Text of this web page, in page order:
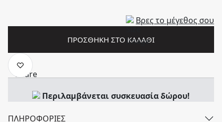
Βρες το μέγεθος σου
ΠΡΟΣΘΉΚΗ ΣΤΟ ΚΑΛΆΘΙ
Περιλαμβάνεται συσκευασία δώρου!
ΠΛΗΡΟΦΟΡΊΕΣ